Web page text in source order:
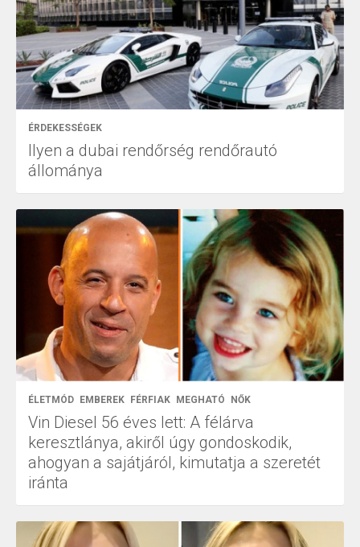
ÉRDEKESSÉGEK
Ilyen a dubai rendőrség rendőrautó
állománya
ÉLETMÓD EMBEREK FÉRFIAK MEGHATÓ NŐK
Vin Diesel 56 éves lett: A félárva
keresztlánya, akiről úgy gondoskodik,
ahogyan a sajátjáról, kimutatja a szeretét
iránta